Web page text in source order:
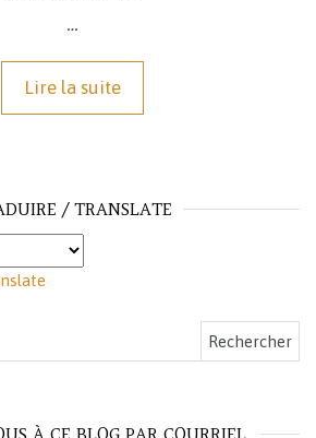
…
Lire la suite
/ TRANSLATE